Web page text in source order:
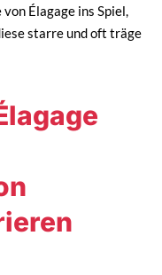
Élagage ins Spiel,
starre und oft träge